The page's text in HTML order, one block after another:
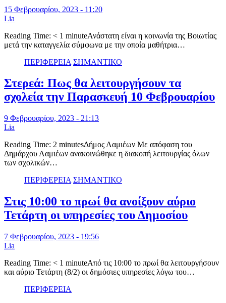
15 Φεβρουαρίου, 2023 - 11:20
Lia
Reading Time: < 1 minuteΑνάστατη είναι η κοινωνία της Βοιωτίας
μετά την καταγγελία σύμφωνα με την οποία μαθήτρια…
ΠΕΡΙΦΕΡΕΙΑ ΣΗΜΑΝΤΙΚΟ
Στερεά: Πως θα λειτουργήσουν τα
σχολεία την Παρασκευή 10 Φεβρουαρίου
9 Φεβρουαρίου, 2023 - 21:13
Lia
Reading Time: 2 minutesΔήμος Λαμιέων Με απόφαση του
Δημάρχου Λαμιέων ανακοινώθηκε η διακοπή λειτουργίας όλων
των σχολικών…
ΠΕΡΙΦΕΡΕΙΑ ΣΗΜΑΝΤΙΚΟ
Στις 10:00 το πρωί θα ανοίξουν αύριο
Τετάρτη οι υπηρεσίες του Δημοσίου
7 Φεβρουαρίου, 2023 - 19:56
Lia
Reading Time: < 1 minuteΑπό τις 10:00 το πρωί θα λειτουργήσουν
και αύριο Τετάρτη (8/2) οι δημόσιες υπηρεσίες λόγω του…
ΠΕΡΙΦΕΡΕΙΑ